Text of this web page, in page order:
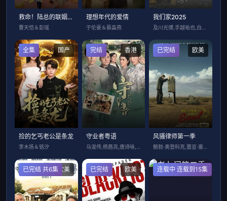
救命！陆总的联姻对象是个小喇叭
曹天恺＆彭瑶
理想年代的爱情
于伦豪＆蔡淼燕
我们家2025
国产
全集
捡的乞丐老公是条龙
李木扬＆铭汐
香港
完结
守业者粤语
欧美
已完结
风骚律师第一季
欧美
已完结 共6集 欧美
已完结 国产
连载中 连载到15集